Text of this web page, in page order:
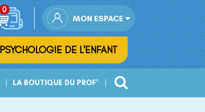
MON ESPACE
PSYCHOLOGIE DE L'ENFANT
LA BOUTIQUE DU PROF’